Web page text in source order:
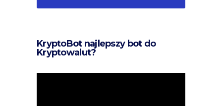
KryptoBot najlepszy bot do
Kryptowalut?